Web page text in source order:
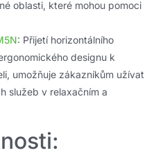
oblasti, které mohou pomoci
: Přijetí horizontálního
designu k
umožňuje zákazníkům užívat
služeb v relaxačním a